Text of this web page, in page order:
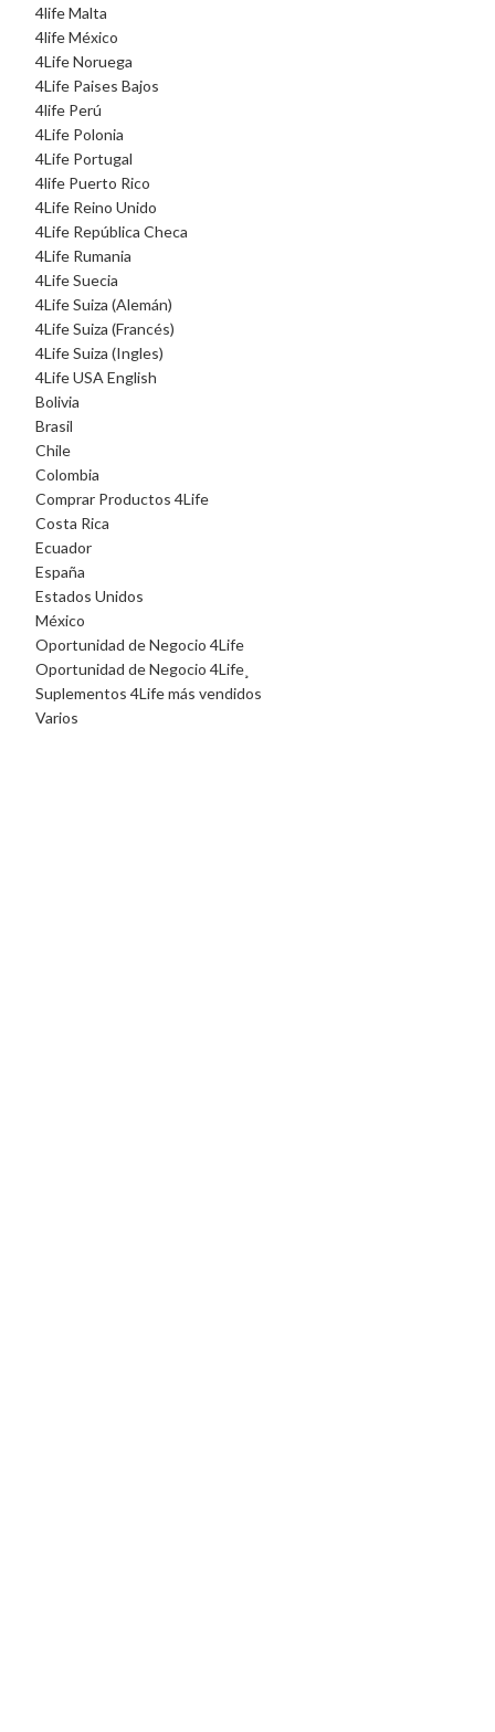
4life Malta
4life México
4Life Noruega
4Life Paises Bajos
4life Perú
4Life Polonia
4Life Portugal
4life Puerto Rico
4Life Reino Unido
4Life República Checa
4Life Rumania
4Life Suecia
4Life Suiza (Alemán)
4Life Suiza (Francés)
4Life Suiza (Ingles)
4Life USA English
Bolivia
Brasil
Chile
Colombia
Comprar Productos 4Life
Costa Rica
Ecuador
España
Estados Unidos
México
Oportunidad de Negocio 4Life
Oportunidad de Negocio 4Life¸
Suplementos 4Life más vendidos
Varios